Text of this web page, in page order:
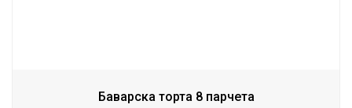
Баварска торта 8 парчета